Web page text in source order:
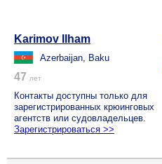
Karimov Ilham
Azerbaijan, Baku
47 лет
Контакты доступны только для
зарегистрированных крюинговых
агентств или судовладельцев.
Зарегистрироваться >>